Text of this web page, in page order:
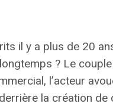
il y a plus de 20
? Le
l’acteur
derrière la création de